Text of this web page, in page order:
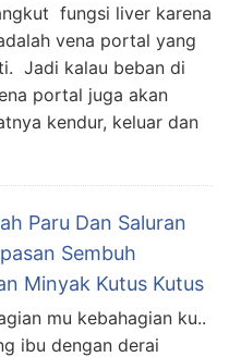
fungsi liver karena
vena portal yang
Jadi kalau beban di
portal juga akan
kendur, keluar dan
Paru Dan Saluran
Sembuh
Minyak Kutus Kutus
mu kebahagian ku..
ibu dengan derai